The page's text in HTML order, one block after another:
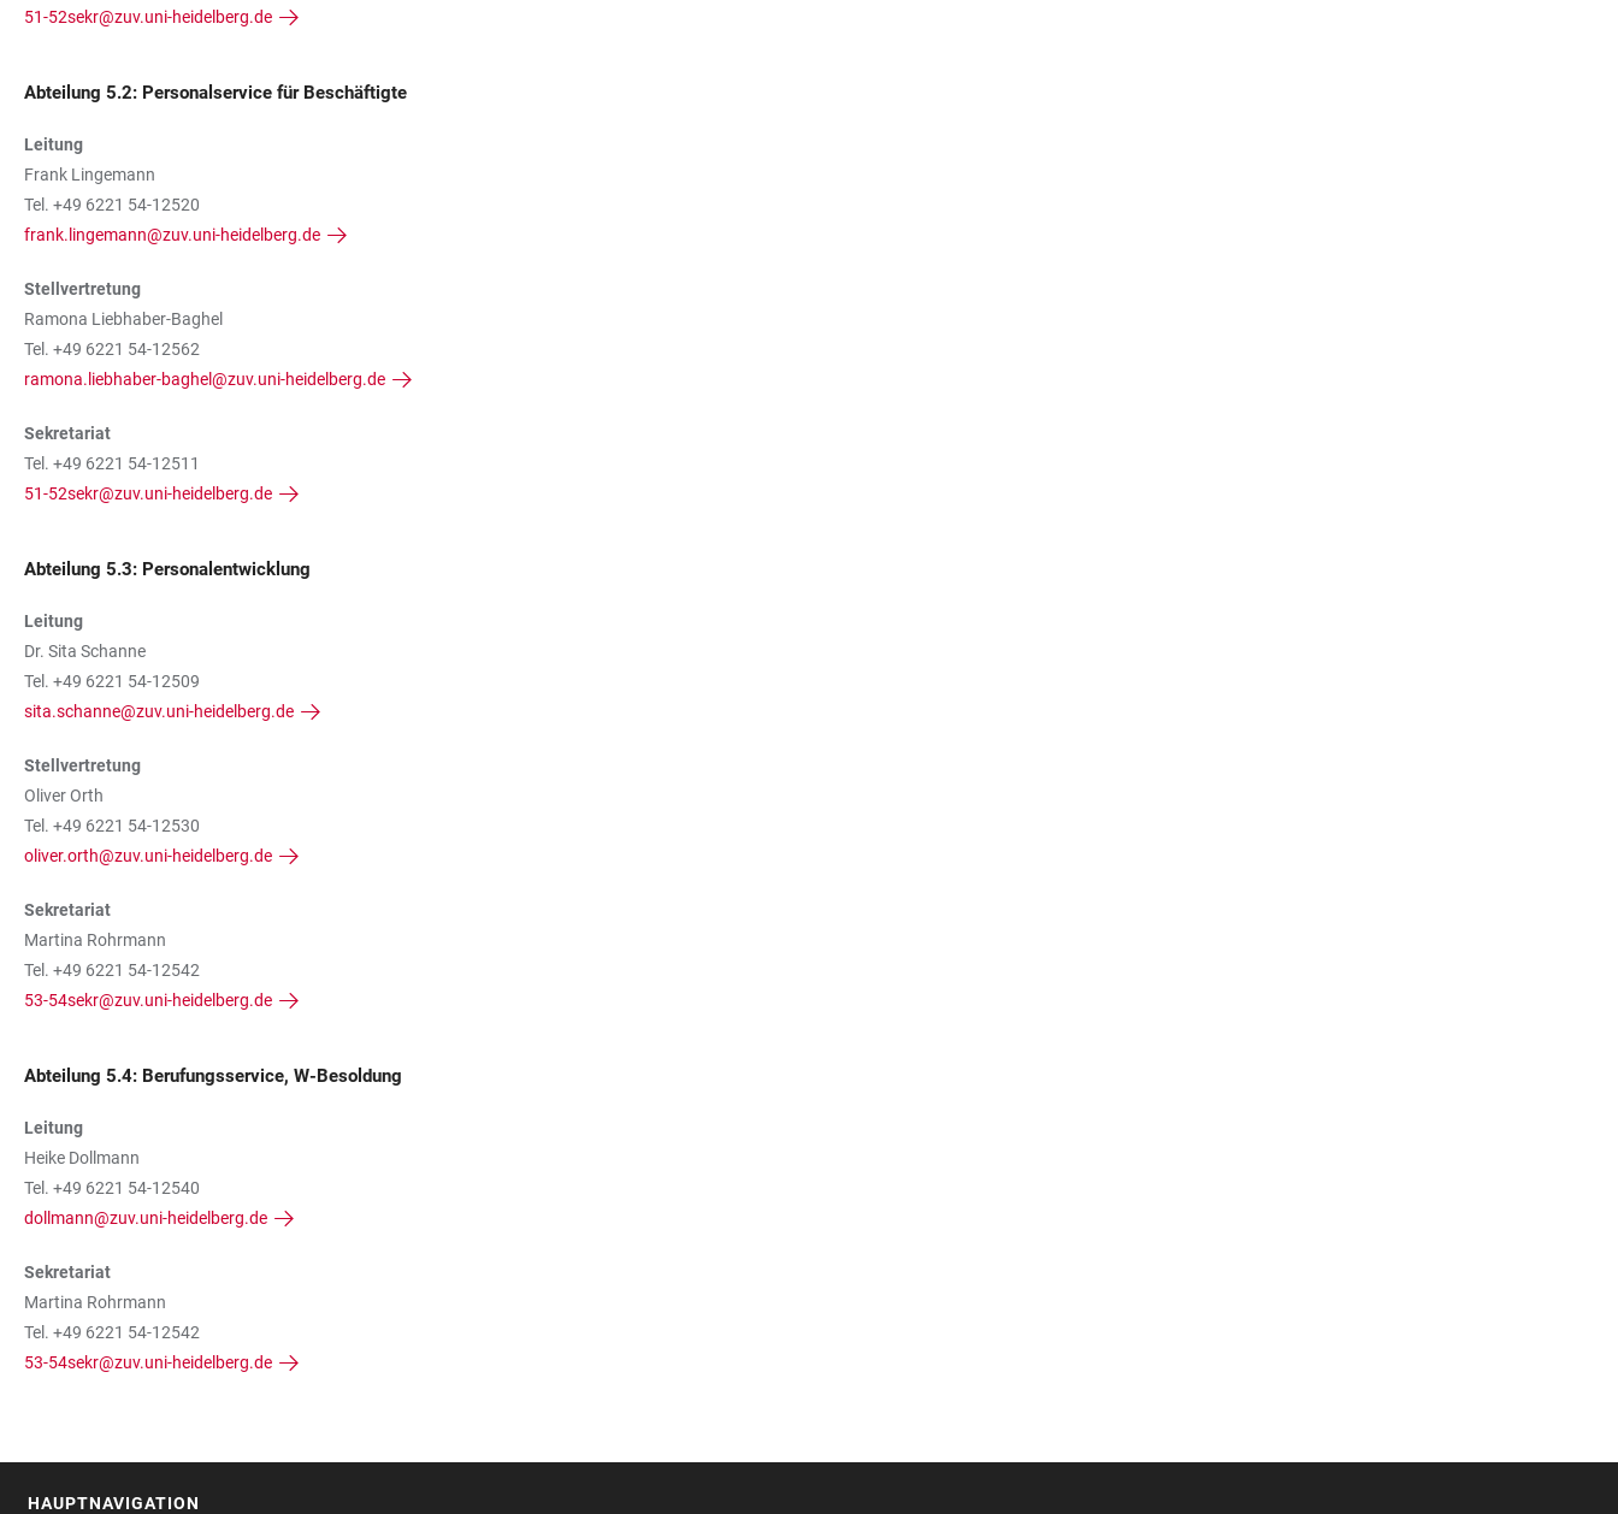
51-52sekr@zuv.uni-heidelberg.de
Abteilung 5.2: Personalservice für Beschäftigte
Leitung
Frank Lingemann
Tel. +49 6221 54-12520
frank.lingemann@zuv.uni-heidelberg.de
Stellvertretung
Ramona Liebhaber-Baghel
Tel. +49 6221 54-12562
ramona.liebhaber-baghel@zuv.uni-heidelberg.de
Sekretariat
Tel. +49 6221 54-12511
51-52sekr@zuv.uni-heidelberg.de
Abteilung 5.3: Personalentwicklung
Leitung
Dr. Sita Schanne
Tel. +49 6221 54-12509
sita.schanne@zuv.uni-heidelberg.de
Stellvertretung
Oliver Orth
Tel. +49 6221 54-12530
oliver.orth@zuv.uni-heidelberg.de
Sekretariat
Martina Rohrmann
Tel. +49 6221 54-12542
53-54sekr@zuv.uni-heidelberg.de
Abteilung 5.4: Berufungsservice, W-Besoldung
Leitung
Heike Dollmann
Tel. +49 6221 54-12540
dollmann@zuv.uni-heidelberg.de
Sekretariat
Martina Rohrmann
Tel. +49 6221 54-12542
53-54sekr@zuv.uni-heidelberg.de
HAUPTNAVIGATION